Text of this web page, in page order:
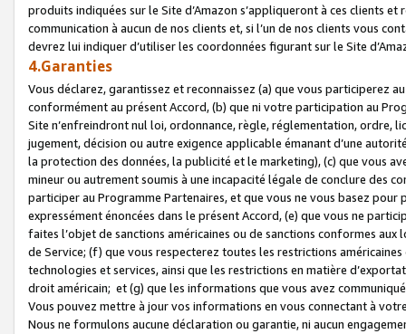
produits indiquées sur le Site d’Amazon s’appliqueront à ces clients
communication à aucun de nos clients et, si l’un de nos clients vous
devrez lui indiquer d’utiliser les coordonnées figurant sur le Site
4.Garanties
Vous déclarez, garantissez et reconnaissez (a) que vous participerez
conformément au présent Accord, (b) que ni votre participation au
Site n’enfreindront nul loi, ordonnance, règle, réglementation, ordre,
jugement, décision ou autre exigence applicable émanant d’une
la protection des données, la publicité et le marketing), (c) que vous
mineur ou autrement soumis à une incapacité légale de conclure des
participer au Programme Partenaires, et que vous ne vous basez
expressément énoncées dans le présent Accord, (e) que vous ne
faites l’objet de sanctions américaines ou de sanctions conformes
de Service; (f) que vous respecterez toutes les restrictions
technologies et services, ainsi que les restrictions en matière
droit américain; et (g) que les informations que vous avez
Vous pouvez mettre à jour vos informations en vous connectant à
Nous ne formulons aucune déclaration ou garantie, ni aucun